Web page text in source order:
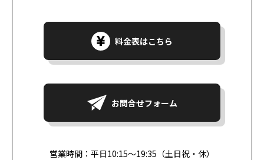
料金表はこちら
お問合せフォーム
営業時間：平日10:15〜19:35​（土日祝・休）